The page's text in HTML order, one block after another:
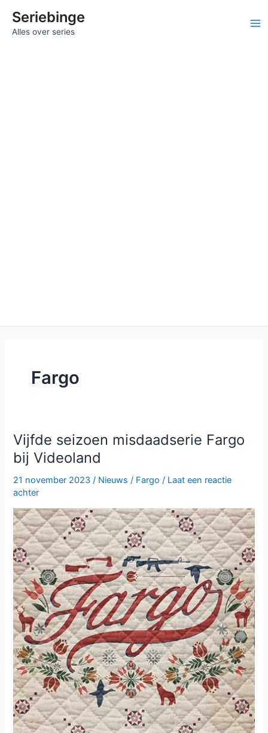
naarSeriebinge
Alles over series
Fargo
Vijfde seizoen misdaadserie Fargo
bij Videoland
21 november 2023/ Nieuws / Fargo / Laat een reactie
achter